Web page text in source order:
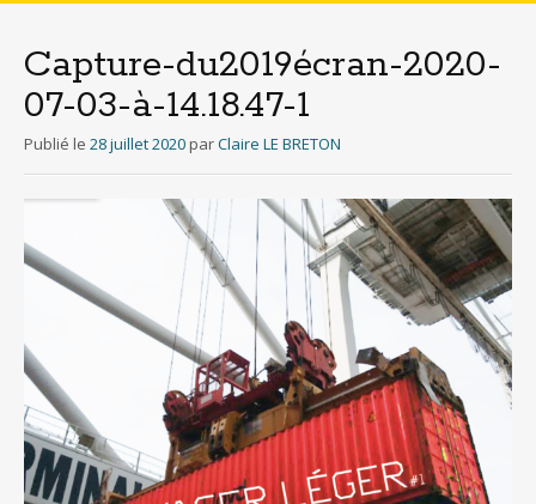
principal
Capture-du2019écran-2020-
07-03-à-14.18.47-1
Publié le 28 juillet 2020 parClaire LE BRETON